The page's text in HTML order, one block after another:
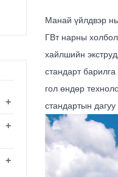
Манай үйлдвэр
ГВт нарны
хайлшийн
стандарт
гол өндөр
стандартын
+
+
+